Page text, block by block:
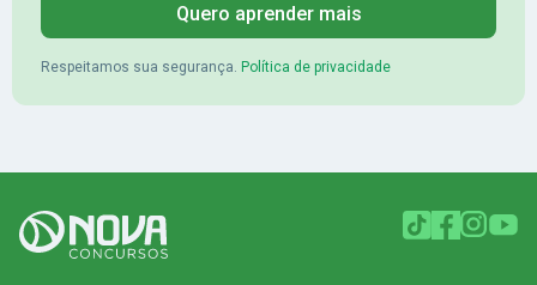
Quero aprender mais
Respeitamos sua segurança. Política de privacidade